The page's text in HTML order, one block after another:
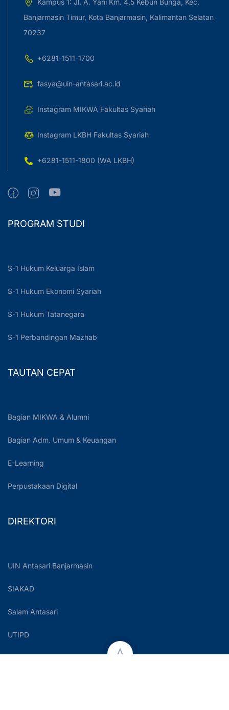
Kampus 1: Jl. A. Yani Km. 4,5 Kebun Bunga, Kec.
Banjarmasin Timur, Kota Banjarmasin, Kalimantan Selatan
70237
+6281-1511-1700
fasya@uin-antasari.ac.id
Instagram MIKWA Fakultas Syariah
Instagram LKBH Fakultas Syariah
+6281-1511-1800 (WA LKBH)
PROGRAM STUDI
S-1 Hukum Keluarga Islam
S-1 Hukum Ekonomi Syariah
S-1 Hukum Tatanegara
S-1 Perbandingan Mazhab
TAUTAN CEPAT
Bagian MIKWA & Alumni
Bagian Adm. Umum & Keuangan
E-Learning
Perpustakaan Digital
DIREKTORI
UIN Antasari Banjarmasin
SIAKAD
Salam Antasari
UTIPD